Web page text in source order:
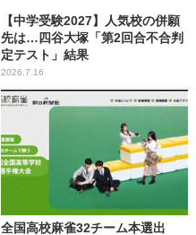
【中学受験2027】人気校の併願
先は…四谷大塚「第2回合不合判
定テスト」結果
2026.7.16
全国高校麻雀32チーム本選出